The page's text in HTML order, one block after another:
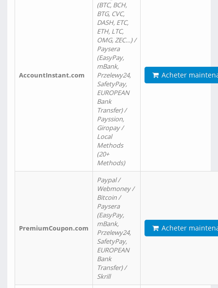
AccountInstant.com
(BTC, BCH,
BTG, CVC,
DASH, ETC,
ETH, LTC,
OMG, ZEC…) /
Paysera
(EasyPay,
mBank,
Przelewy24,
SafetyPay,
EUROPEAN
Bank
Transfer) /
Payssion,
Giropay /
Local
Methods
(20+
Methods)
Acheter
PremiumCoupon.com
Paypal /
Webmoney /
Bitcoin /
Paysera
(EasyPay,
mBank,
Przelewy24,
SafetyPay,
EUROPEAN
Bank
Transfer) /
Skrill
Acheter